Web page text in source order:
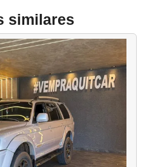
similares